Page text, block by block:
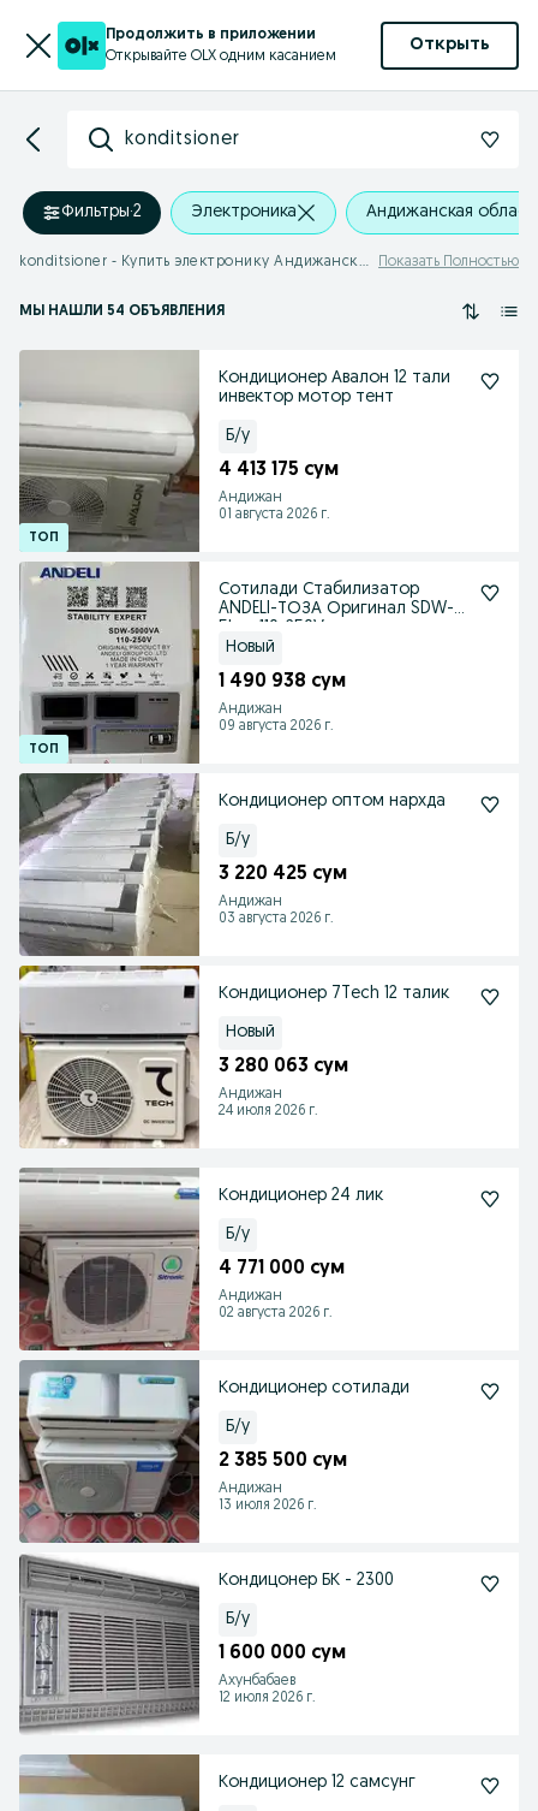
Продолжить в приложении
Открывайте OLX одним касанием
Открыть
konditsioner
Фильтры·2 Электроника Андижанская
konditsioner - Купить электронику Андижанская область Показать Полностью
МЫ НАШЛИ 54 ОБЪЯВЛЕНИЯ
Кондиционер Авалон 12 тали
инвектор мотор тент
Б/у
4 413 175 сум
Андижан
01 августа 2026 г.
Сотилади Стабилизатор
ANDELI-ТОЗА Оригинал SDW-
Новый
1 490 938 сум
Андижан
09 августа 2026 г.
Кондиционер оптом нархда
Б/у
3 220 425 сум
Андижан
03 августа 2026 г.
Кондиционер 7Tech 12 талик
Новый
3 280 063 сум
Андижан
24 июля 2026 г.
Кондиционер 24 лик
Б/у
4 771 000 сум
Андижан
02 августа 2026 г.
Кондиционер сотилади
Б/у
2 385 500 сум
Андижан
13 июля 2026 г.
Кондицонер БК - 2300
Б/у
1 600 000 сум
Ахунбабаев
12 июля 2026 г.
Кондиционер 12 самсунг